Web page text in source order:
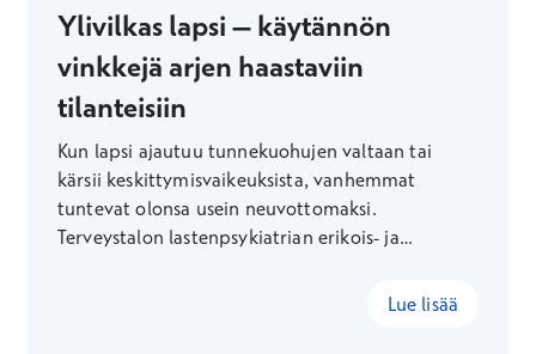
Ylivilkas lapsi – käytännön
vinkkejä arjen haastaviin
tilanteisiin
Kun lapsi ajautuu tunnekuohujen valtaan tai
kärsii keskittymisvaikeuksista, vanhemmat
tuntevat olonsa usein neuvottomaksi.
Terveystalon lastenpsykiatrian erikois- ja
muutokset voivat helpottaa perheiden arkea.
Lue lisää